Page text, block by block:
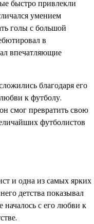
быстро привлекли
умением
голы с большой
в
впечатляющие
благодаря его
к футболу.
смог превратить свою
футболистов
и одна из самых ярких
детства показывал
с его любви к